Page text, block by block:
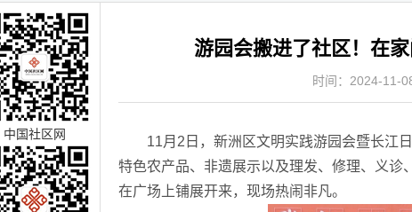
游园会搬进了社区！在
时间：2024-11-
11月2日，新洲区文明实践游园会暨长江日
特色农产品、非遗展示以及理发、修理、义诊
在广场上铺展开来，现场热闹非凡。
中国社区网